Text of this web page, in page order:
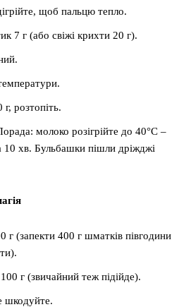
щоб пальцю тепло.
7 г (або свіжі крихти 20 г).
розтопіть.
молоко розігрійте до 40°C –
10 хв. Бульбашки пішли дріжджі
г (запекти 400 г шматків півгодини
г (звичайний теж підійде).
шкодуйте.